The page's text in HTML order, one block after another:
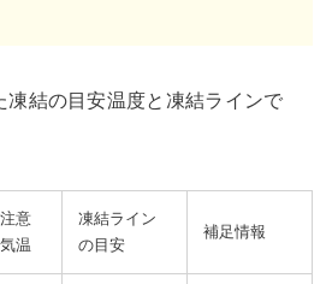
凍結の目安温度と凍結ラインで
意
温
凍結ライン
の目安
補足情報